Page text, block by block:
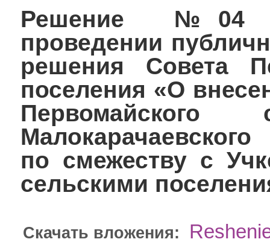
Решение №04
проведении
решения Совета
поселения «О
Первомайского
по смежеству с
сельскими
Скачать вложения: